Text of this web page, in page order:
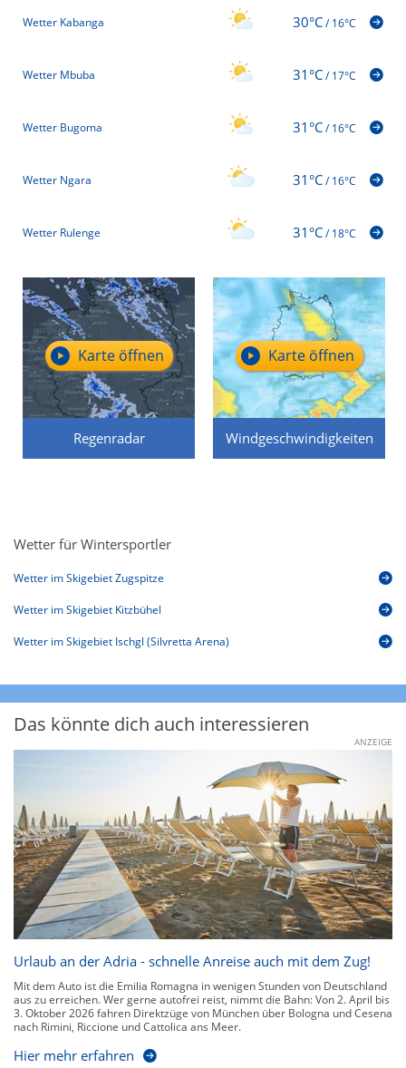
Wetter Kabanga 30°C/16°C
Wetter Mbuba 31°C/17°C
Wetter Bugoma 31°C/16°C
Wetter Ngara 31°C/16°C
Wetter Rulenge 31°C/18°C
Regenradar
Karte öffnen
Windgeschwindigkeiten
Karte öffnen
Wetter für Wintersportler
Wetter im Skigebiet Zugspitze
Wetter im Skigebiet Kitzbühel
Wetter im Skigebiet Ischgl (Silvretta Arena)
Das könnte dich auch interessieren
ANZEIGE
Urlaub an der Adria - schnelle Anreise auch mit dem Zug!
Mit dem Auto ist die Emilia Romagna in wenigen Stunden von Deutschland
aus zu erreichen. Wer gerne autofrei reist, nimmt die Bahn: Von 2. April bis
3. Oktober 2026 fahren Direktzüge von München über Bologna und Cesena
nach Rimini, Riccione und Cattolica ans Meer.
Hier mehr erfahren